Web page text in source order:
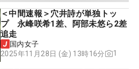
＜中間速報＞穴井詩が単独トッ
プ 永峰咲希1差、阿部未悠ら2差
追走
国内女子
2025年11月28日 (金) 13時16分
1